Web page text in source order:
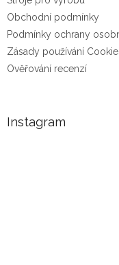
Obchodní podmínky
Podmínky ochrany
Zásady používání
Ověřování recenzí
Instagram